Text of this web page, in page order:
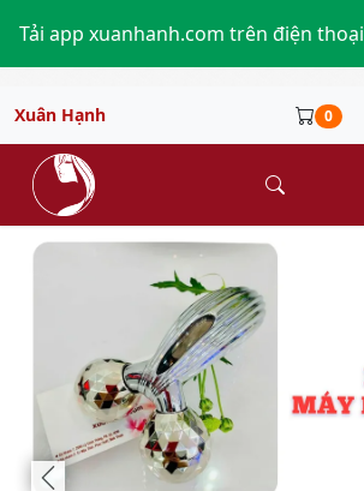
Tải app xuanhanh.com trên điện thoại
Xuân Hạnh 0